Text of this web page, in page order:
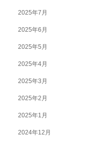
2025年7月
2025年6月
2025年5月
2025年4月
2025年3月
2025年2月
2025年1月
2024年12月